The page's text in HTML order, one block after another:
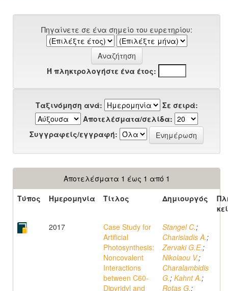
Πηγαίνετε σε ένα σημείο του ευρετηρίου:
Ή πληκτρολογήστε ένα έτος:
Ταξινόμηση ανά:
Σε σειρά:
Αποτελέσματα/σελίδα:
Συγγραφείς/εγγραφή:
Αποτελέσματα 1 έως 1 από 1
Τύπος
Ημερομηνία Τίτλος Δημιουργός
2017
Case Study for
Artificial
Photosynthesis:
Noncovalent
Interactions
between C60-
Dipyridyl and
Stangel C.;
Charisiadis A.;
Zervaki G.E.;
Nikolaou V.;
Charalambidis
G.; Kahnt A.;
Rotas G.;